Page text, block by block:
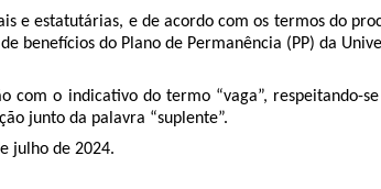
e estatutárias, e de acordo com os termos do
benefícios do Plano de Permanência (PP) da
com o indicativo do termo “vaga”, respeitando-
junto da palavra “suplente”.
julho de 2024.